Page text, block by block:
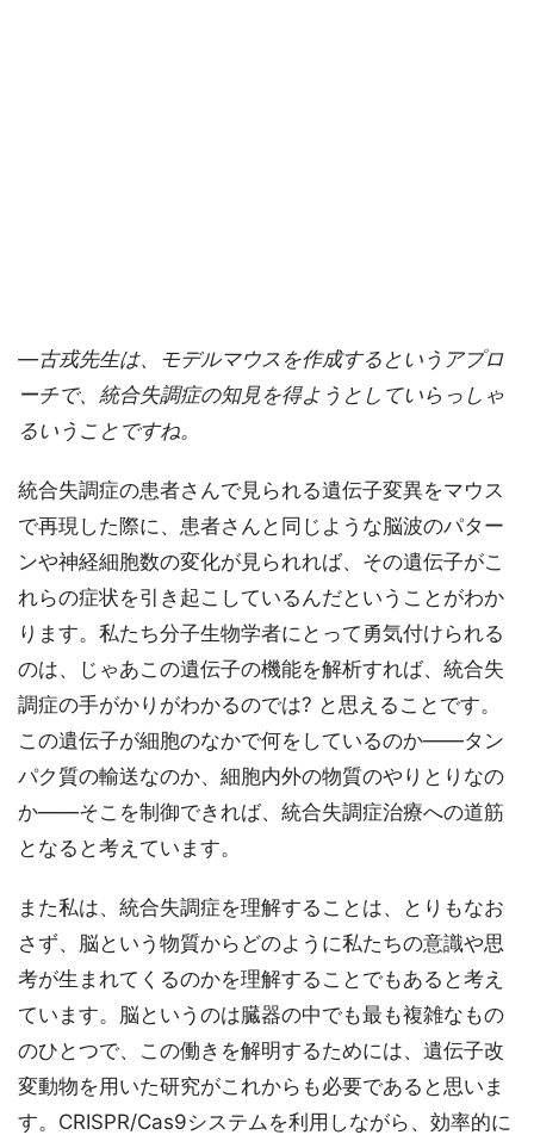
―古戎先生は、モデルマウスを作成するというアプロ
ーチで、統合失調症の知見を得ようとしていらっしゃ
るいうことですね。
統合失調症の患者さんで見られる遺伝子変異をマウス
で再現した際に、患者さんと同じような脳波のパター
ンや神経細胞数の変化が見られれば、その遺伝子がこ
れらの症状を引き起こしているんだということがわか
ります。私たち分子生物学者にとって勇気付けられる
のは、じゃあこの遺伝子の機能を解析すれば、統合失
調症の手がかりがわかるのでは? と思えることです。
この遺伝子が細胞のなかで何をしているのか――タン
パク質の輸送なのか、細胞内外の物質のやりとりなの
か――そこを制御できれば、統合失調症治療への道筋
となると考えています。
また私は、統合失調症を理解することは、とりもなお
さず、脳という物質からどのように私たちの意識や思
考が生まれてくるのかを理解することでもあると考え
ています。脳というのは臓器の中でも最も複雑なもの
のひとつで、この働きを解明するためには、遺伝子改
変動物を用いた研究がこれからも必要であると思いま
す。CRISPR/Cas9システムを利用しながら、効率的に